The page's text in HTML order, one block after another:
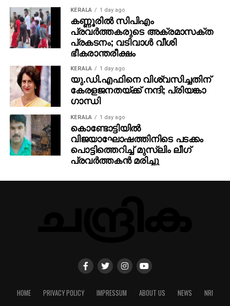
ആറാം പ്രതി പ്രദീപ് കോടതിയില്‍ പറഞ്ഞത്. പ്രദീപും
കോടതിയില്‍ പൊട്ടിക്കരഞ്ഞു.
KERALA 1 day ago
കണ്ണൂരില്‍ സിപിഎം
പ്രവര്‍ത്തകരുടെ അക്രമാസക്ത
പ്രകടനം; വടിവാള്‍ വീശി
ഭീകരാന്തരീക്ഷം
KERALA 1 day ago
യു.ഡി.എഫിനെ വിശ്വസിച്ചതിന്
കേരളജനതയ്ക്ക് നന്ദി; പ്രിയങ്കാ
ഗാന്ധി
KERALA 1 day ago
കൊണ്ടോട്ടിയില്‍
വിജയാഘോഷത്തിനിടെ പടക്കം
പൊട്ടിത്തെറിച്ച് മുസ്ലിം ലീഗ്
പ്രവര്‍ത്തകന്‍ മരിച്ചു
HOME PRIVACY POLICY IMPRESSUM ABOUT US NEWS NRI